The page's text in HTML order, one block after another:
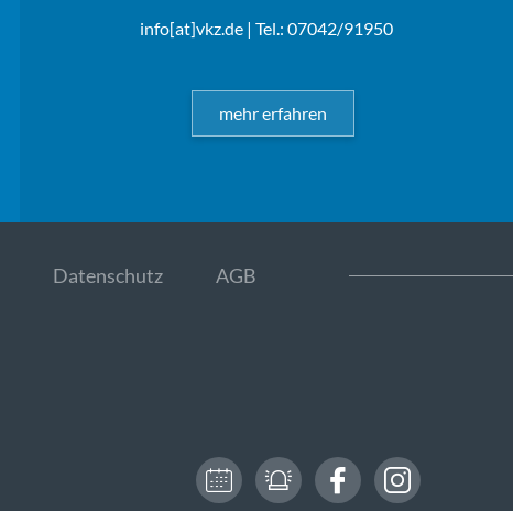
info[at]vkz.de| Tel.: 07042/91950
mehr erfahren
Datenschutz AGB